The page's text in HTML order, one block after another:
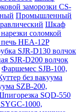
заморозки CS-
Промышленный
Шкаф
соломкой
HEA-12P
SJR-D130 волчок
SJR-D200 волчок
Фаршемес SJB-100,
без вакуума
SZB-200,
SQD-550
1000,